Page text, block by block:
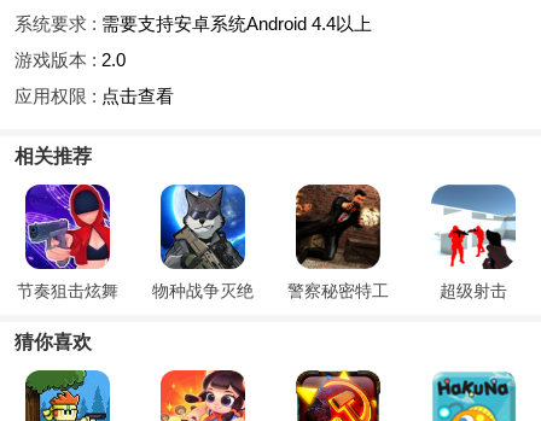
系统要求 : 需要支持安卓系统Android 4.4以上
游戏版本 : 2.0
应用权限 : 点击查看
相关推荐
节奏狙击炫舞 物种战争灭绝 警察秘密特工 超级射击
猜你喜欢